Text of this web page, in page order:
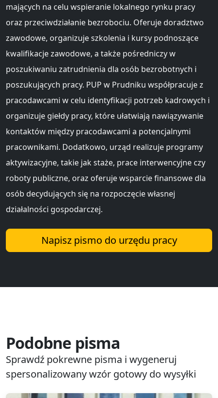
mających na celu wspieranie lokalnego rynku pracy
oraz przeciwdziałanie bezrobociu. Oferuje doradztwo
zawodowe, organizuje szkolenia i kursy podnoszące
kwalifikacje zawodowe, a także pośredniczy w
poszukiwaniu zatrudnienia dla osób bezrobotnych i
poszukujących pracy. PUP w Prudniku współpracuje z
pracodawcami w celu identyfikacji potrzeb kadrowych i
organizuje giełdy pracy, które ułatwiają nawiązywanie
kontaktów między pracodawcami a potencjalnymi
pracownikami. Dodatkowo, urząd realizuje programy
aktywizacyjne, takie jak staże, prace interwencyjne czy
roboty publiczne, oraz oferuje wsparcie finansowe dla
osób decydujących się na rozpoczęcie własnej
działalności gospodarczej.
Napisz pismo do urzędu pracy
Podobne pisma
Sprawdź pokrewne pisma i wygeneruj
spersonalizowany wzór gotowy do wysyłki